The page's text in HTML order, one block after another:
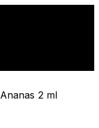
2 ml